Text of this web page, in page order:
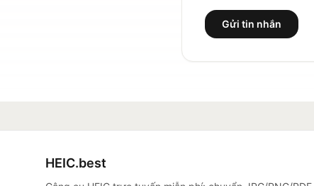
Gửi tin nhắn
HEIC.best